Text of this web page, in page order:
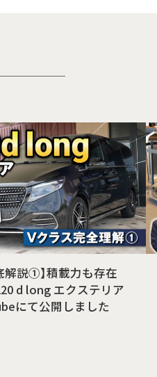
解説①】積載力も存在
d long エクステリア
にて公開しました